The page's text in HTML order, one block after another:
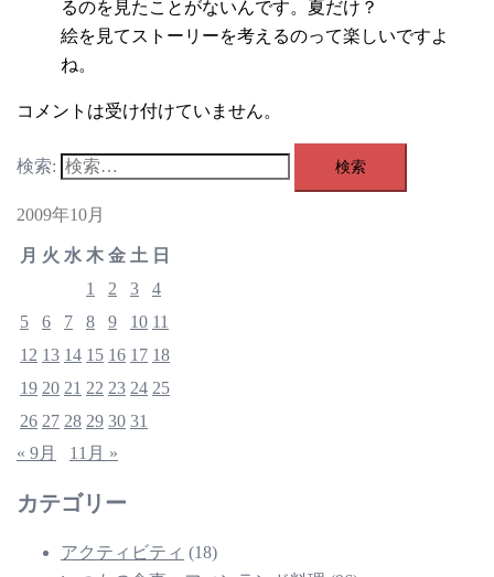
るのを見たことがないんです。夏だけ？
絵を見てストーリーを考えるのって楽しいですよ
ね。
コメントは受け付けていません。
検索:
2009年10月
月 火 水 木 金 土 日
1
2 3
4
5
6 7 8 9 10 11
12 13 14 15 16 17 18
19 20 21 22 23 24 25
26 27 28 29 30 31
« 9月
11月 »
カテゴリー
アクティビティ (18)